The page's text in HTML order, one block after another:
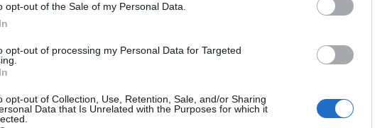
opt-out of the Sale of my Personal Data.
opt-out of processing my Personal Data for Targeted
opt-out of Collection, Use, Retention, Sale, and/or Sharing
Data that Is Unrelated with the Purposes for which it
per
di Rio
per
avere